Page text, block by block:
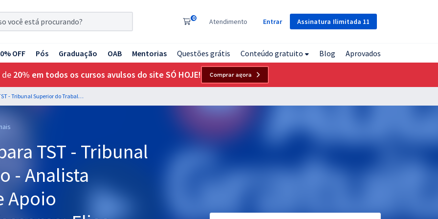
Assinatura Ilimitada 11
0 Atendimento Entrar
OFF Pós Graduação OAB Mentorias Questões grátis Conteúdo gratuito Blog Aprovados
de 20% em todos os cursos avulsos do site SÓ HOJE! Comprar agora
Língua Portuguesa para TST - Tribunal Superior do Trabalho - Analista Judiciário - Áreas de Apoio Especializado - Professores: Elias Santana e Tereza Cavalcanti
TST - Tribunal
- Analista
Apoio